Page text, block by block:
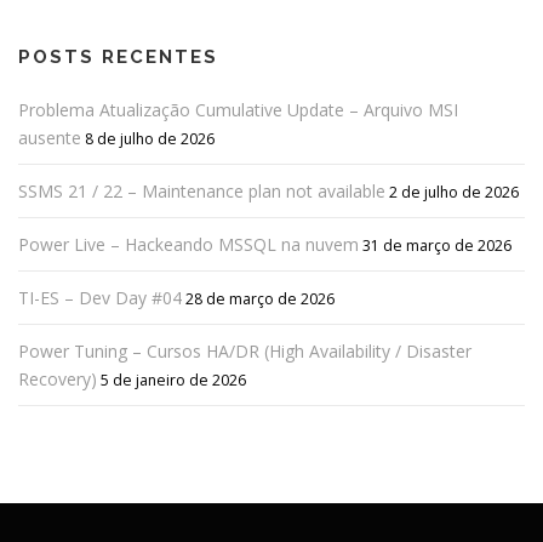
POSTS RECENTES
Problema Atualização Cumulative Update – Arquivo MSI
ausente 8 de julho de 2026
SSMS 21 / 22 – Maintenance plan not available 2 de julho de 2026
Power Live – Hackeando MSSQL na nuvem 31 de março de 2026
TI-ES – Dev Day #0428 de março de 2026
Power Tuning – Cursos HA/DR (High Availability / Disaster
Recovery) 5 de janeiro de 2026